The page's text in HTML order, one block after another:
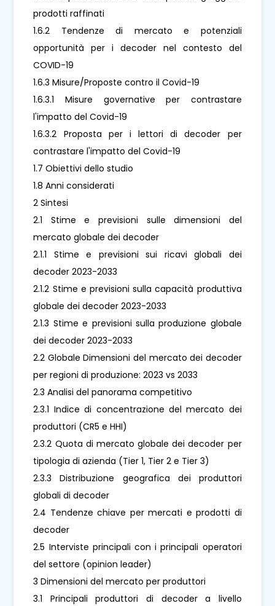
prodotti raffinati
1.6.2 Tendenze di mercato e potenziali
opportunità per i decoder nel contesto del
COVID-19
1.6.3 Misure/Proposte contro il Covid-19
1.6.3.1 Misure governative per contrastare
l'impatto del Covid-19
1.6.3.2 Proposta per i lettori di decoder per
contrastare l'impatto del Covid-19
1.7 Obiettivi dello studio
1.8 Anni considerati
2 Sintesi
2.1 Stime e previsioni sulle dimensioni del
mercato globale dei decoder
2.1.1 Stime e previsioni sui ricavi globali dei
decoder 2023-2033
2.1.2 Stime e previsioni sulla capacità produttiva
globale dei decoder 2023-2033
2.1.3 Stime e previsioni sulla produzione globale
dei decoder 2023-2033
2.2 Globale Dimensioni del mercato dei decoder
per regioni di produzione: 2023 vs 2033
2.3 Analisi del panorama competitivo
2.3.1 Indice di concentrazione del mercato dei
produttori (CR5 e HHI)
2.3.2 Quota di mercato globale dei decoder per
tipologia di azienda (Tier 1, Tier 2 e Tier 3)
2.3.3 Distribuzione geografica dei produttori
globali di decoder
2.4 Tendenze chiave per mercati e prodotti di
decoder
2.5 Interviste principali con i principali operatori
del settore (opinion leader)
3 Dimensioni del mercato per produttori
3.1 Principali produttori di decoder a livello